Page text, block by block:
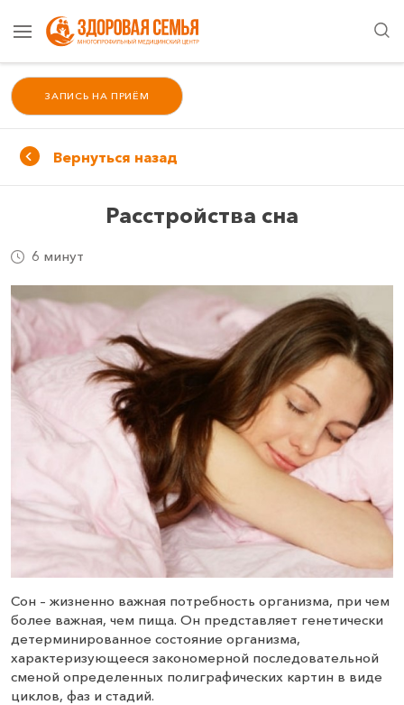
ЗАПИСЬ НА ПРИЁМ
Вернуться назад
Расстройства сна
6 минут
Сон – жизненно важная потребность организма, при чем
более важная, чем пища. Он представляет генетически
детерминированное состояние организма,
характеризующееся закономерной последовательной
сменой определенных полиграфических картин в виде
циклов, фаз и стадий.